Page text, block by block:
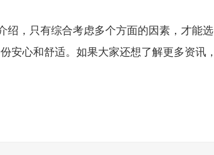
，只有综合考虑多个方面的因素，才能选
安心和舒适。如果大家还想了解更多资讯，